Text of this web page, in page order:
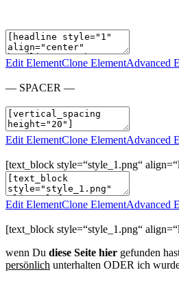
Edit ElementClone ElementAdvanced
— SPACER —
Edit ElementClone ElementAdvanced
[text_block style=“style_1.png“
Edit ElementClone ElementAdvanced
[text_block style=“style_1.png“
wenn Du diese Seite hier gefunden
persönlich unterhalten ODER ich